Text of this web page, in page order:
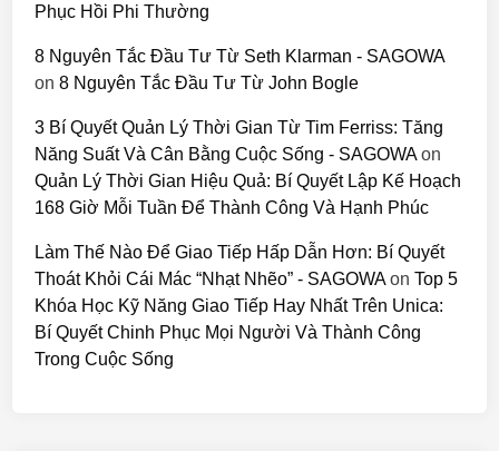
Phục Hồi Phi Thường
8 Nguyên Tắc Đầu Tư Từ Seth Klarman - SAGOWA
on8 Nguyên Tắc Đầu Tư Từ John Bogle
3 Bí Quyết Quản Lý Thời Gian Từ Tim Ferriss: Tăng
Năng Suất Và Cân Bằng Cuộc Sống - SAGOWAon
Quản Lý Thời Gian Hiệu Quả: Bí Quyết Lập Kế Hoạch
168 Giờ Mỗi Tuần Để Thành Công Và Hạnh Phúc
Làm Thế Nào Để Giao Tiếp Hấp Dẫn Hơn: Bí Quyết
Thoát Khỏi Cái Mác “Nhạt Nhẽo” - SAGOWAonTop 5
Khóa Học Kỹ Năng Giao Tiếp Hay Nhất Trên Unica:
Bí Quyết Chinh Phục Mọi Người Và Thành Công
Trong Cuộc Sống